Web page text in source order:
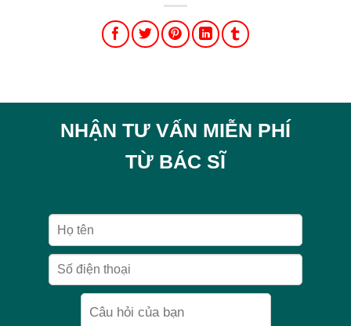
NHẬN TƯ VẤN MIỄN PHÍ
TỪ BÁC SĨ